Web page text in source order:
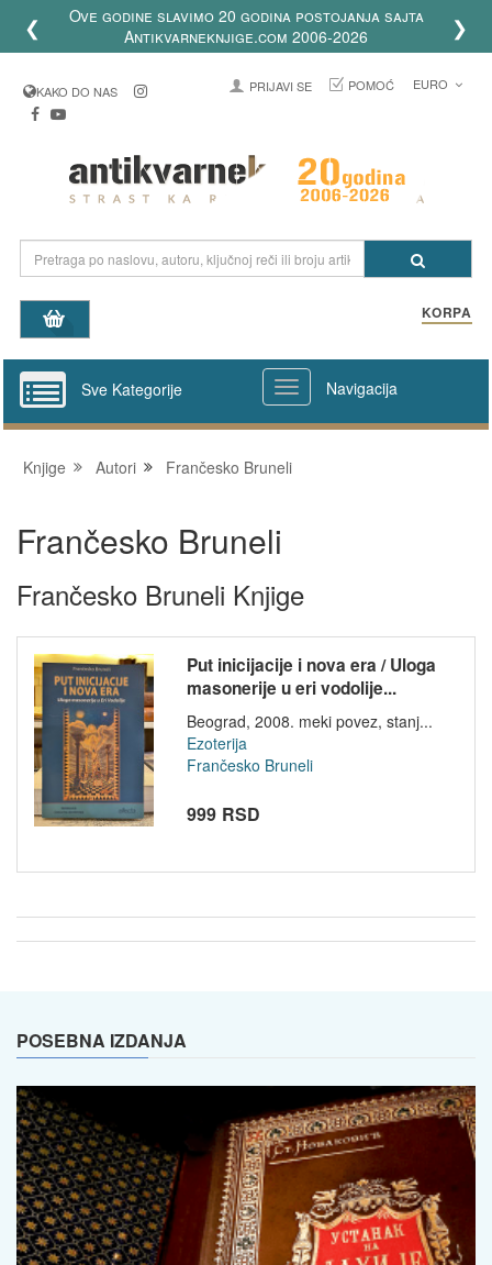
❮
Ove godine slavimo 20 godina postojanja sajta
Antikvarneknjige.com 2006-2026
❯
KAKO DO NAS PRIJAVI SE POMOĆ EURO
KORPA
Sve Kategorije Navigacija
Knjige Autori Frančesko Bruneli
Frančesko Bruneli
Frančesko Bruneli Knjige
Put inicijacije i nova era / Uloga
masonerije u eri vodolije...
Beograd, 2008. meki povez, stanj...
Ezoterija
Frančesko Bruneli
999 RSD
POSEBNA IZDANJA